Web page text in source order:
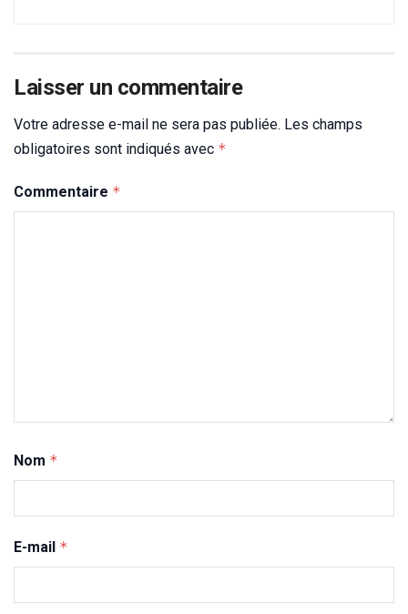
Laisser un commentaire
Votre adresse e-mail ne sera pas publiée. Les champs
obligatoires sont indiqués avec *
Commentaire *
Nom *
E-mail *